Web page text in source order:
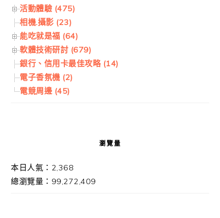
活動體驗 (475)
相機.攝影 (23)
能吃就是福 (64)
軟體技術研討 (679)
銀行、信用卡最佳攻略 (14)
電子香氛機 (2)
電競周邊 (45)
瀏覽量
本日人氣：2,368
總瀏覽量：99,272,409